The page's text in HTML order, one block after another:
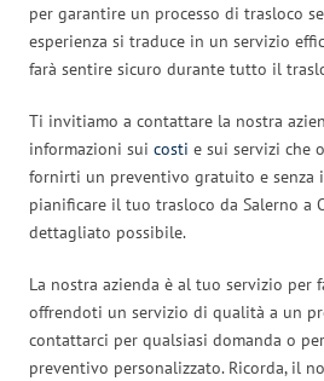
per garantire un processo di trasloco
esperienza si traduce in un servizio
farà sentire sicuro durante tutto il
Ti invitiamo a contattare la nostra
informazioni sui costi e sui servizi che
fornirti un preventivo gratuito e senza
pianificare il tuo trasloco da Salerno a
dettagliato possibile.
La nostra azienda è al tuo servizio per
offrendoti un servizio di qualità a un
contattarci per qualsiasi domanda o
preventivo personalizzato. Ricorda, il